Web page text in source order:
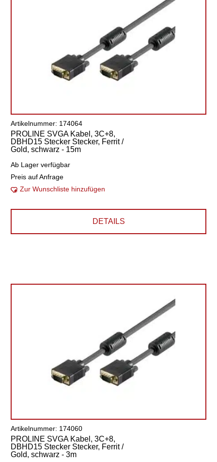
Artikelnummer: 174064
PROLINE SVGA Kabel, 3C+8,
DBHD15 Stecker Stecker, Ferrit /
Gold, schwarz - 15m
Ab Lager verfügbar
Preis auf Anfrage
Zur Wunschliste hinzufügen
DETAILS
Artikelnummer: 174060
PROLINE SVGA Kabel, 3C+8,
DBHD15 Stecker Stecker, Ferrit /
Gold, schwarz - 3m